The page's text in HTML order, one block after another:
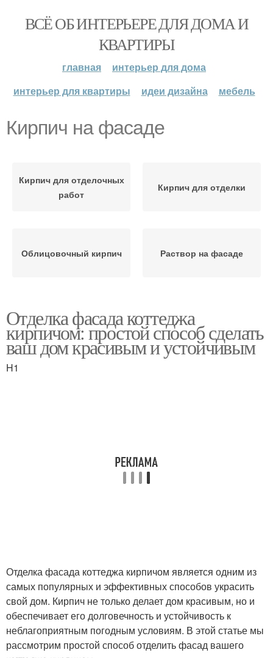
ВСЁ ОБ ИНТЕРЬЕРЕ ДЛЯ ДОМА И
КВАРТИРЫ
главная
интерьер для дома
интерьер для квартиры
идеи дизайна мебель
Кирпич на фасаде
Кирпич для отделочных
работ
Кирпич для отделки
Облицовочный кирпич Раствор на фасаде
Отделка фасада коттеджа
кирпичом: простой способ сделать
ваш дом красивым и устойчивым
H1
Отделка фасада коттеджа кирпичом является одним из
самых популярных и эффективных способов украсить
свой дом. Кирпич не только делает дом красивым, но и
обеспечивает его долговечность и устойчивость к
неблагоприятным погодным условиям. В этой статье мы
рассмотрим простой способ отделить фасад вашего